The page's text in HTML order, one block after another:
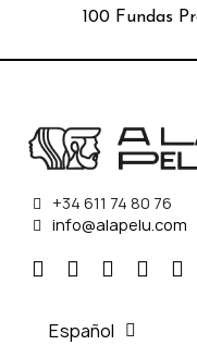
100 Fundas
+34 611 74 80 76
info@alapelu.com
Español